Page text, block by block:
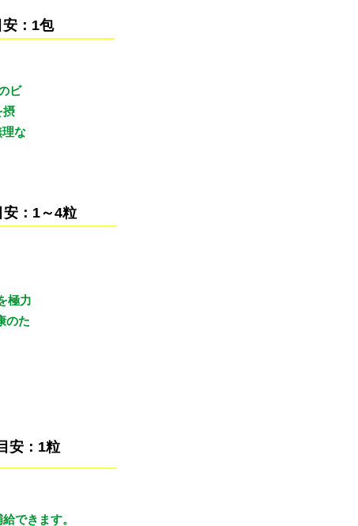
：1包
ビ
摂
な
安：1～4粒
極力
のた
安：1粒
できます。